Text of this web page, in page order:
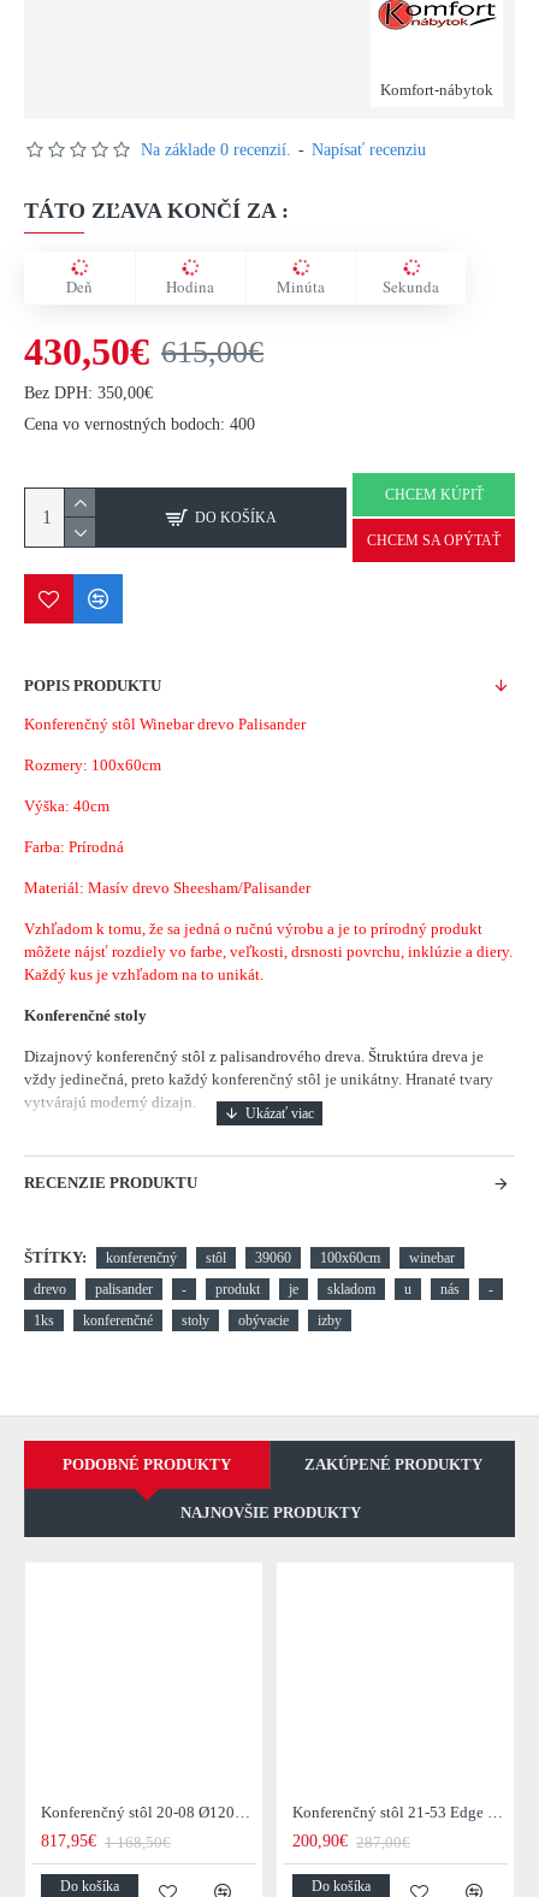
Komfort-nábytok
Na základe 0 recenzií. - Napísať recenziu
TÁTO ZĽAVA KONČÍ ZA :
Deň Hodina Minúta Sekunda
430,50€ 615,00€
Bez DPH: 350,00€
Cena vo vernostných bodoch: 400
DO KOŠÍKA
CHCEM KÚPIŤ
CHCEM SA OPÝTAŤ
POPIS PRODUKTU
Konferenčný stôl Winebar drevo Palisander
Rozmery: 100x60cm
Výška: 40cm
Farba: Prírodná
Materiál: Masív drevo Sheesham/Palisander
Vzhľadom k tomu, že sa jedná o ručnú výrobu a je to prírodný produkt
môžete nájsť rozdiely vo farbe, veľkosti, drsnosti povrchu, inklúzie a diery.
Každý kus je vzhľadom na to unikát.
Konferenčné stoly
Dizajnový konferenčný stôl z palisandrového dreva. Štruktúra dreva je
vždy jedinečná, preto každý konferenčný stôl je unikátny. Hranaté tvary
vytvárajú moderný dizajn.
RECENZIE PRODUKTU
ŠTÍTKY: konferenčný stôl 39060 100x60cm
winebar
drevo
palisander - produkt je skladom u nás
-
1ks
konferenčné stoly obývacie izby
PODOBNÉ PRODUKTY ZAKÚPENÉ PRODUKTY
NAJNOVŠIE PRODUKTY
Konferenčný stôl 20-08 Ø120cm Daytona Drevo Orech-Saja
817,95€ 1 168,50€
Do košíka
Konferenčný stôl 21-53 Edge 50x50cm 4-set Drevo Acacia
200,90€ 287,00€
Do košíka